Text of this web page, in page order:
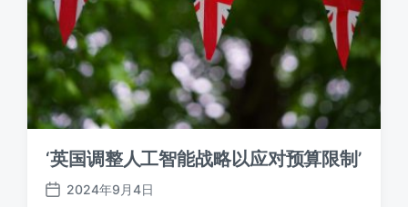
‘英国调整人工智能战略以应对预算限制’
发
2024年9月4日